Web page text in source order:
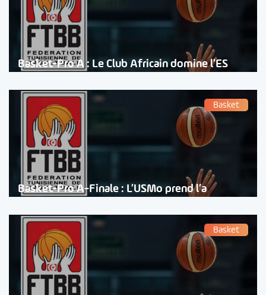
Basket-Pro A : Le Club Africain domine l’ES
Basket
Basket-Pro A-Finale : L’USMo prend l’a
Basket